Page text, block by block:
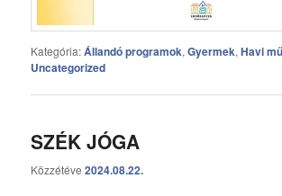
Kategória:Állandó programok,Gyermek,Havi
Uncategorized
SZÉK JÓGA
Közzétéve2024.08.22.